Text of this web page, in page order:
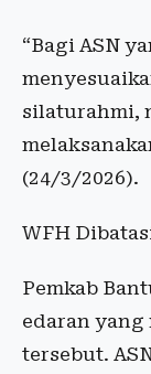
“Bagi ASN
silaturahmi,
(24/3/2026).
WFH
Pemkab
edaran yang
tersebut.